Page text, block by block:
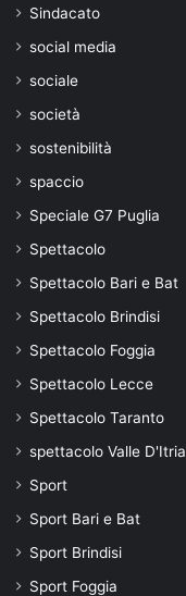
Sindacato
social media
sociale
società
sostenibilità
spaccio
Speciale G7 Puglia
Spettacolo
Spettacolo Bari e Bat
Spettacolo Brindisi
Spettacolo Foggia
Spettacolo Lecce
Spettacolo Taranto
spettacolo Valle D'Itria
Sport
Sport Bari e Bat
Sport Brindisi
Sport Foggia